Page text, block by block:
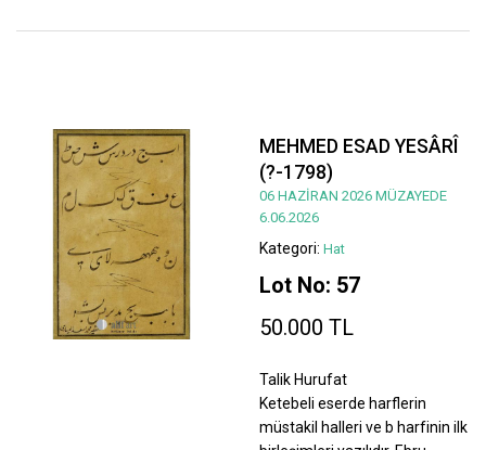
MEHMED ESAD YESÂRÎ
(?-1798)
06 HAZİRAN 2026 MÜZAYEDE
6.06.2026
Kategori: Hat
Lot No: 57
50.000 TL
Talik Hurufat
Ketebeli eserde harflerin
müstakil halleri ve b harfinin ilk